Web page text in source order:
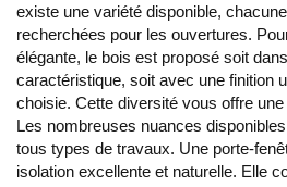
existe une variété disponible,
recherchées pour les ouvertures.
élégante, le bois est proposé soit
caractéristique, soit avec une finition
choisie. Cette diversité vous offre
Les nombreuses nuances
tous types de travaux. Une porte-
isolation excellente et naturelle. Elle